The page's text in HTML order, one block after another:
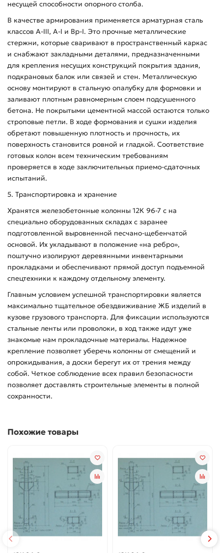
несущей способности опорного столба.
В качестве армирования применяется арматурная сталь
классов А-ІІІ, А-І и Вр-І. Это прочные металлические
стержни, которые сваривают в пространственный каркас
и снабжают закладными деталями, предназначенными
для крепления несущих конструкций покрытия здания,
подкрановых балок или связей и стен. Металлическую
основу монтируют в стальную опалубку для формовки и
заливают плотным равномерным слоем подсушенного
бетона. Не покрытыми цементной массой остаются только
строповые петли. В ходе формования и сушки изделия
обретают повышенную плотность и прочность, их
поверхность становится ровной и гладкой. Соответствие
готовых колон всем техническим требованиям
проверяется в ходе заключительных приемо-сдаточных
испытаний.
5. Транспортировка и хранение
Хранятся железобетонные колонны 12К 96-7 с на
специально оборудованных складах с заранее
подготовленной выровненной песчано-щебенчатой
основой. Их укладывают в положение «на ребро»,
поштучно изолируют деревянными инвентарными
прокладками и обеспечивают прямой доступ подъемной
спецтехники к каждому отдельному элементу.
Главным условием успешной транспортировки является
максимально тщательное обездвиживание ЖБ изделий в
кузове грузового транспорта. Для фиксации используются
стальные ленты или проволоки, в ход также идут уже
знакомые нам прокладочные материалы. Надежное
крепление позволяет уберечь колонны от смещений и
опрокидывания, а доски берегут их от трения между
собой. Четкое соблюдение всех правил безопасности
позволяет доставлять строительные элементы в полной
сохранности.
Похожие товары